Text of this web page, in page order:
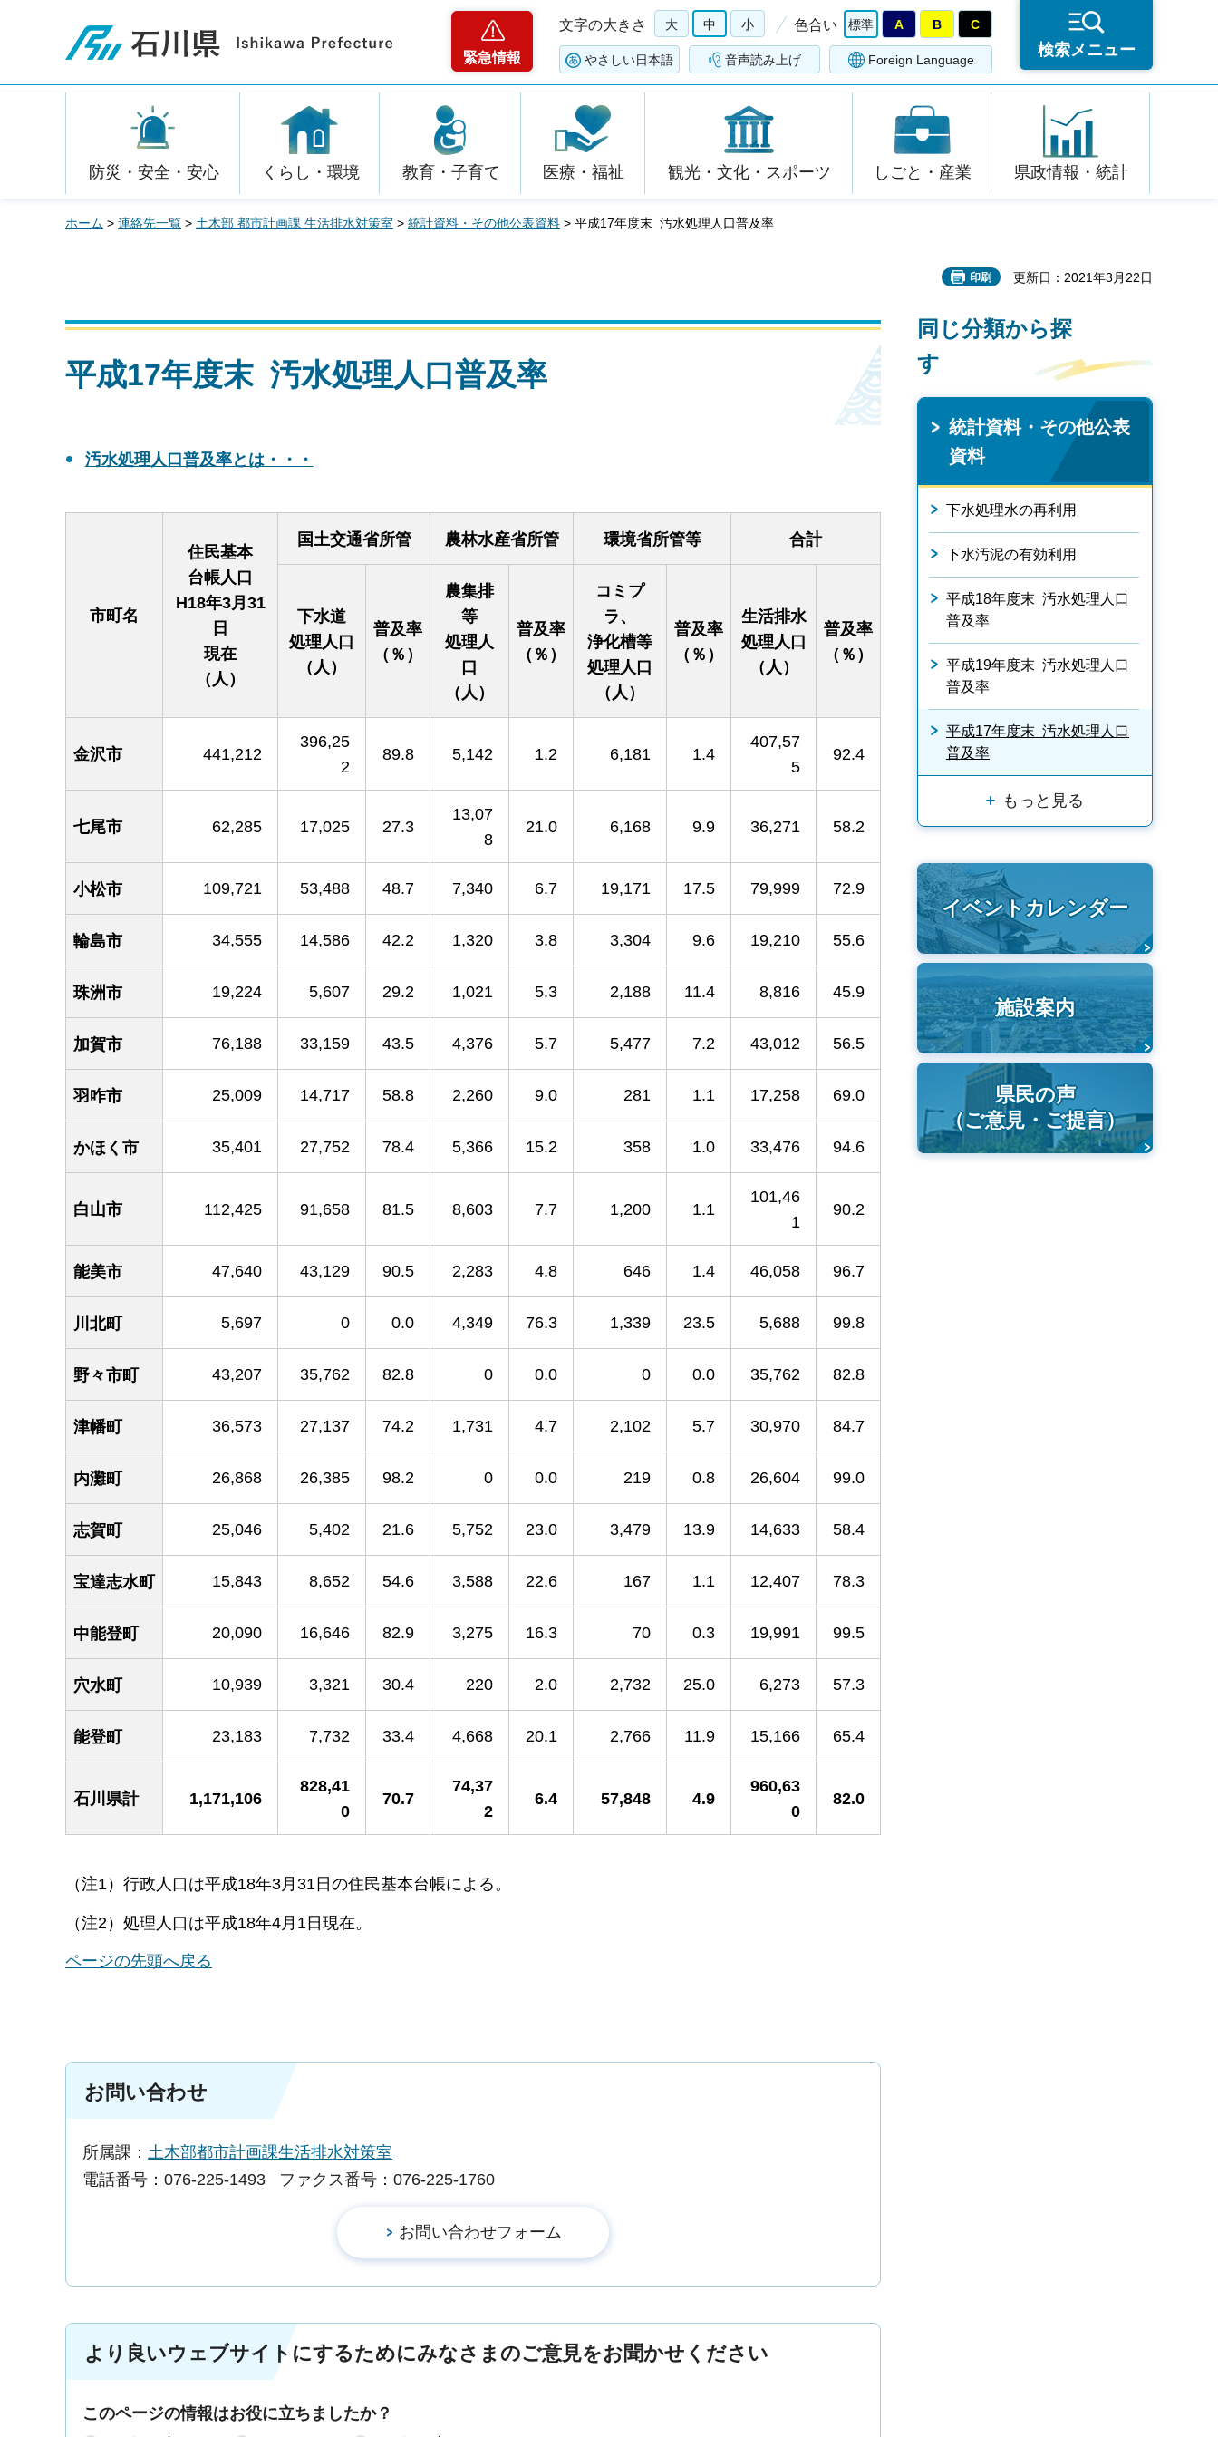
石川県
緊急情報
文字の大きさ 大 中 小 色合い 標準 A B C
やさしい日本語 音声読み上げ Foreign Language
検索メニュー
防災・安全・安心 くらし・環境 教育・子育て 医療・福祉 観光・文化・スポーツ しごと・産業 県政情報・統計
ホーム > 連絡先一覧 > 土木部 都市計画課 生活排水対策室 > 統計資料・その他公表資料 > 平成17年度末 汚水処理人口普及率
印刷 更新日：2021年3月22日
平成17年度末 汚水処理人口普及率
汚水処理人口普及率とは・・・
市町名
住民基本
台帳人口
H18年3月31
日
現在
（人）
国土交通省所管 農林水産省所管 環境省所管等 合計
下水道
処理人口
（人）
普及率
（％）
農集排
等
処理人
口
（人）
普及率
（％）
コミプ
ラ、
浄化槽等
処理人口
（人）
普及率
（％）
生活排水
処理人口
（人）
普及率
（％）
金沢市 441,212
396,25
2
89.8 5,142 1.2 6,181 1.4
407,57
5
92.4
七尾市 62,285 17,025 27.3
13,07
8
21.0 6,168 9.9 36,271 58.2
小松市 109,721 53,488 48.7 7,340 6.7 19,171 17.5 79,999 72.9
輪島市 34,555 14,586 42.2 1,320 3.8 3,304 9.6 19,210 55.6
珠洲市 19,224 5,607 29.2 1,021 5.3 2,188 11.4 8,816 45.9
加賀市 76,188 33,159 43.5 4,376 5.7 5,477 7.2 43,012 56.5
羽咋市 25,009 14,717 58.8 2,260 9.0 281 1.1 17,258 69.0
かほく市 35,401 27,752 78.4 5,366 15.2 358 1.0 33,476 94.6
白山市 112,425 91,658 81.5 8,603 7.7 1,200 1.1
101,46
1
90.2
能美市 47,640 43,129 90.5 2,283 4.8 646 1.4 46,058 96.7
川北町 5,697 0 0.0 4,349 76.3 1,339 23.5 5,688 99.8
野々市町 43,207 35,762 82.8 0 0.0 0 0.0 35,762 82.8
津幡町 36,573 27,137 74.2 1,731 4.7 2,102 5.7 30,970 84.7
内灘町 26,868 26,385 98.2 0 0.0 219 0.8 26,604 99.0
志賀町 25,046 5,402 21.6 5,752 23.0 3,479 13.9 14,633 58.4
宝達志水町 15,843 8,652 54.6 3,588 22.6 167 1.1 12,407 78.3
中能登町 20,090 16,646 82.9 3,275 16.3 70 0.3 19,991 99.5
穴水町 10,939 3,321 30.4 220 2.0 2,732 25.0 6,273 57.3
能登町 23,183 7,732 33.4 4,668 20.1 2,766 11.9 15,166 65.4
石川県計 1,171,106
828,41
0
70.7
74,37
2
6.4 57,848 4.9
960,63
0
82.0
（注1）行政人口は平成18年3月31日の住民基本台帳による。
（注2）処理人口は平成18年4月1日現在。
ページの先頭へ戻る
お問い合わせ
所属課： 土木部都市計画課生活排水対策室
電話番号：076-225-1493
ファクス番号：076-225-1760
より良いウェブサイトにするためにみなさまのご意見をお聞かせください
このページの情報はお役に立ちましたか？
同じ分類から探
す
統計資料・その他公表
資料
下水処理水の再利用
下水汚泥の有効利用
平成18年度末 汚水処理人口
普及率
平成19年度末 汚水処理人口
普及率
平成17年度末 汚水処理人口
普及率
もっと見る
イベントカレンダー
施設案内
県民の声
（ご意見・ご提言）